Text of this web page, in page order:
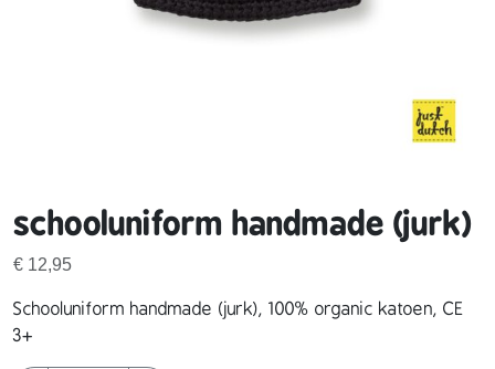
schooluniform handmade (jurk)
€ 12,95
Schooluniform handmade (jurk), 100% organic katoen, CE
3+